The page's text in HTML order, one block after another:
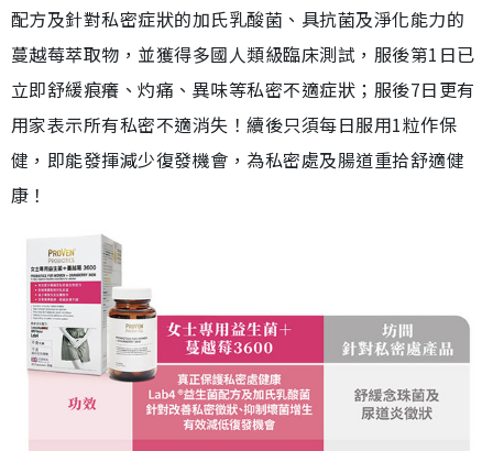
配方及針對私密症狀的加氏乳酸菌、具抗菌及淨化能力的
蔓越莓萃取物，並獲得多國人類級臨床測試，服後第1日已
立即舒緩痕癢、灼痛、異味等私密不適症狀；服後7日更有
用家表示所有私密不適消失！續後只須每日服用1粒作保
健，即能發揮減少復發機會，為私密處及腸道重拾舒適健
康！